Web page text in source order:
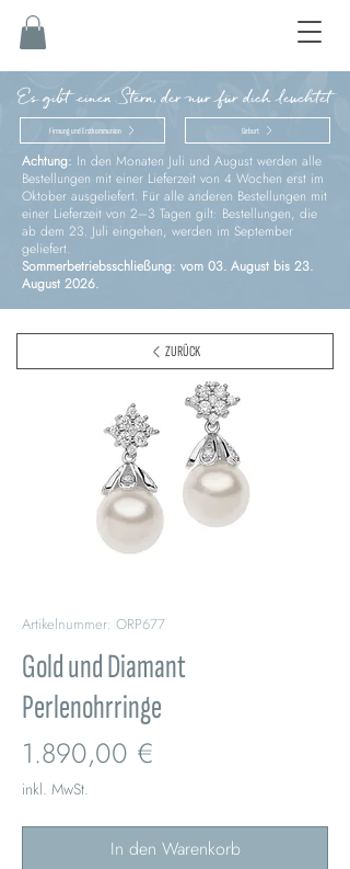
Es gibt einen Stern, der nur für dich leuchtet
Firmung und Erstkommunion Geburt
Achtung: In den Monaten Juli und August werden alle
Bestellungen mit einer Lieferzeit von 4 Wochen erst im
Oktober ausgeliefert. Für alle anderen Bestellungen mit
einer Lieferzeit von 2–3 Tagen gilt: Bestellungen, die
ab dem 23. Juli eingehen, werden im September
geliefert.
Sommerbetriebsschließung: vom 03. August bis 23.
August 2026.
Artikelnummer: ORP677
Gold und Diamant
Perlenohrringe
1.890,00 €
inkl. MwSt.
In den Warenkorb
ZURÜCK